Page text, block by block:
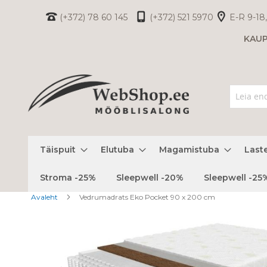
(+372) 78 60 145 (+372) 521 5970
E-R 9-
Täispuit Elutuba Magamistuba
Stroma -25% Sleepwell -20% Sleepwell -
Avaleht Vedrumadrats Eko Pocket 90 x 200 cm